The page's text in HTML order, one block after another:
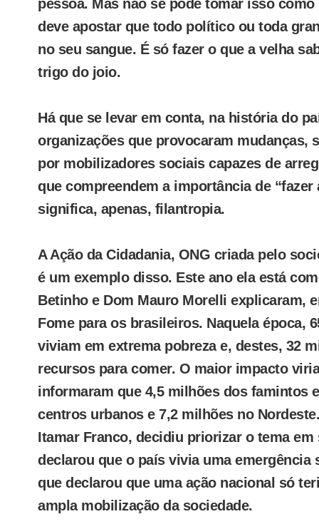
pessoa. Mas não se pode tomar isso
deve apostar que todo político ou toda
no seu sangue. É só fazer o que a velha
trigo do joio.
Há que se levar em conta, na história do
organizações que provocaram mudanças,
por mobilizadores sociais capazes de
que compreendem a importância de
significa, apenas, filantropia.
A Ação da Cidadania, ONG criada pelo
é um exemplo disso. Este ano ela está
Betinho e Dom Mauro Morelli explicaram,
Fome para os brasileiros. Naquela época,
viviam em extrema pobreza e, destes, 32
recursos para comer. O maior impacto
informaram que 4,5 milhões dos famintos
centros urbanos e 7,2 milhões no
Itamar Franco, decidiu priorizar o tema
declarou que o país vivia uma emergência
que declarou que uma ação nacional só
ampla mobilização da sociedade.